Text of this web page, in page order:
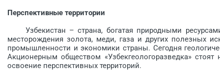
Перспективные территории
Узбекистан – страна, богатая природными
месторождения золота, меди, газа и других полезных
промышленности и экономики страны. Сегодня
Акционерным обществом «Узбекгеологоразведка»
освоение перспективных территорий.